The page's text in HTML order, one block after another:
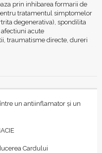
prin inhibarea formarii de
tratamentul simptomelor
degenerativa), spondilita
acute
traumatisme directe, dureri
un antiinflamator și un
Cardului